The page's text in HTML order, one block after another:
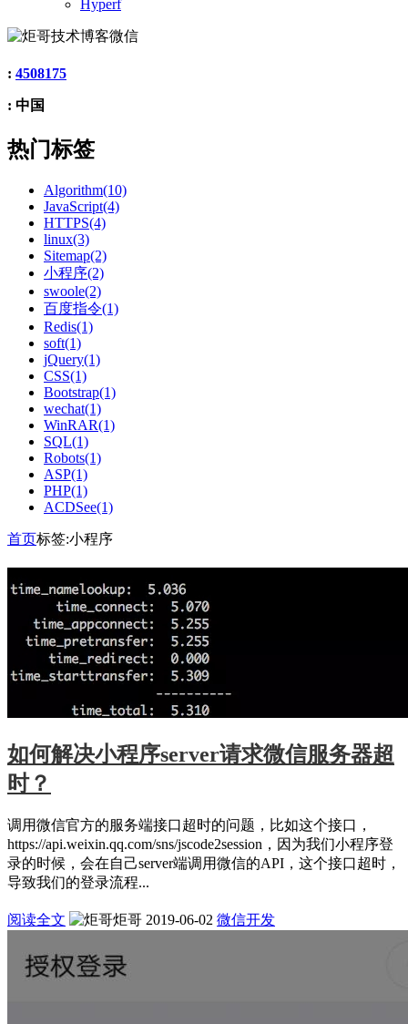
Hyperf
: 4508175
: 中国
热门标签
Algorithm(10)
JavaScript(4)
HTTPS(4)
linux(3)
Sitemap(2)
小程序(2)
swoole(2)
百度指令(1)
Redis(1)
soft(1)
jQuery(1)
CSS(1)
Bootstrap(1)
wechat(1)
WinRAR(1)
SQL(1)
Robots(1)
ASP(1)
PHP(1)
ACDSee(1)
首页标签:小程序
如何解决小程序server请求微信服务器超
时？
调用微信官方的服务端接口超时的问题，比如这个接口，
https://api.weixin.qq.com/sns/jscode2session，因为我们小程序登
录的时候，会在自己server端调用微信的API，这个接口超时，
导致我们的登录流程...
阅读全文 炬哥 2019-06-02 微信开发